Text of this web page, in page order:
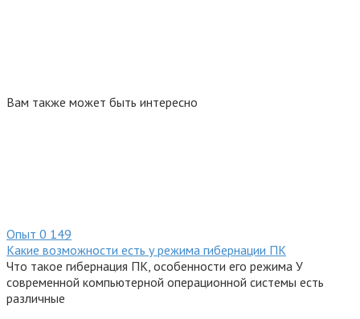
Вам также может быть интересно
Опыт 0 149
Какие возможности есть у режима гибернации ПК
Что такое гибернация ПК, особенности его режима У
современной компьютерной операционной системы есть
различные